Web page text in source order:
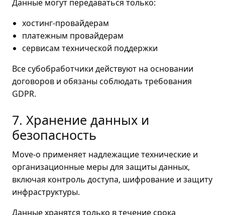
Данные могут передаваться только:
хостинг-провайдерам
платежным провайдерам
сервисам технической поддержки
Все субобработчики действуют на основании
договоров и обязаны соблюдать требования
GDPR.
7. Хранение данных и
безопасность
Move-o применяет надлежащие технические и
организационные меры для защиты данных,
включая контроль доступа, шифрование и защиту
инфраструктуры.
Данные хранятся только в течение срока